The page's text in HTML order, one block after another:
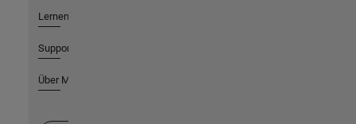
Lernen
Support
Über MathWorks